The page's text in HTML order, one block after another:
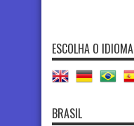
ESCOLHA O IDIOMA
BRASIL